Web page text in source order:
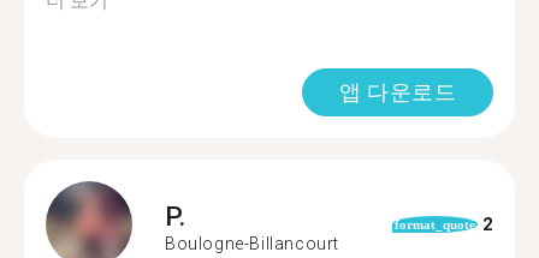
앱 다운로드
P.
Boulogne-Billancourt
format_quote 2